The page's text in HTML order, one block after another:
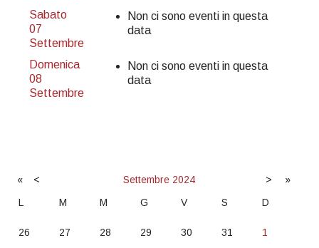
Sabato
07
Settembre
Non ci sono eventi in questa
data
Domenica
08
Settembre
Non ci sono eventi in questa
data
« < Settembre 2024 >
»
L
M M G V S D
26 27 28 29 30 31 1